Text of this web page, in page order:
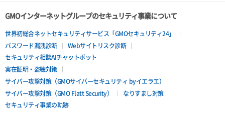
GMOインターネットグループのセキュリティ事業について
世界初総合ネットセキュリティサービス「GMOセキュリティ24」
パスワード漏洩診断
Webサイトリスク診断
セキュリティ相談AIチャットボット
実在証明・盗聴対策
サイバー攻撃対策（GMOサイバーセキュリティ byイエラエ）
サイバー攻撃対策（GMO Flatt Security）
なりすまし対策
セキュリティ事業の軌跡